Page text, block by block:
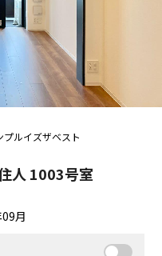
プルイズザベスト
人 1003号室
月